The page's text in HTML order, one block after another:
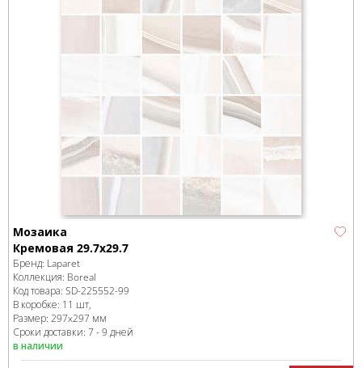
Мозаика
Кремовая 29.7x29.7
Бренд: Laparet
Коллекция: Boreal
Код товара: SD-225552-99
В коробке: 11 шт,
Размер: 297x297 мм
Сроки доставки: 7 - 9 дней
в наличии